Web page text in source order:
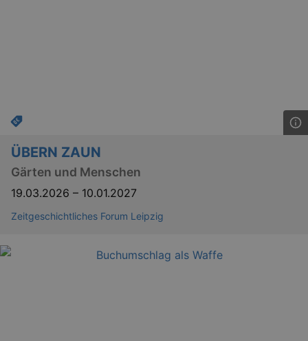
ÜBERN ZAUN
Gärten und Menschen
19.03.2026 – 10.01.2027
Zeitgeschichtliches Forum Leipzig